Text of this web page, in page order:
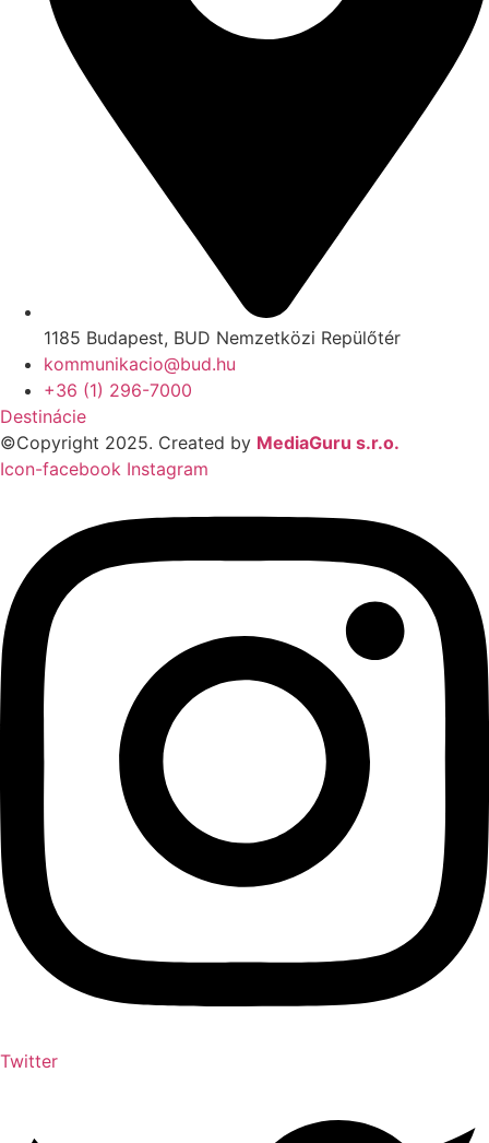
1185 Budapest, BUD Nemzetközi Repülőtér
kommunikacio@bud.hu
+36 (1) 296-7000
Destinácie
©Copyright 2025. Created by MediaGuru s.r.o.
Icon-facebook Instagram
Twitter